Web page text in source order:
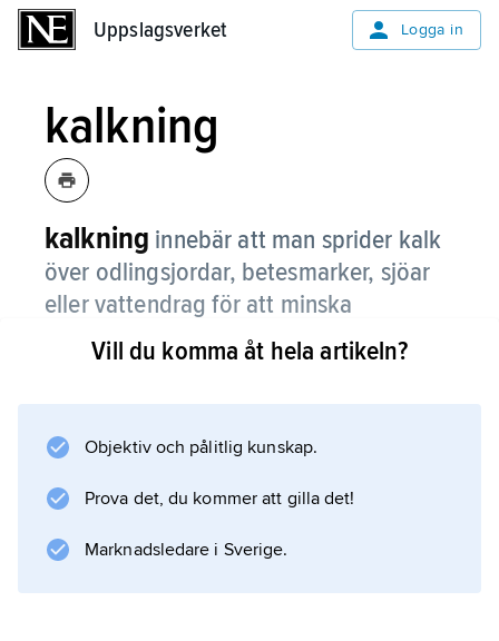
Uppslagsverket Logga in
kalkning
kalkning innebär att man sprider kalk
över odlingsjordar, betesmarker, sjöar
eller vattendrag för att minska
försurningen
bildas när vi använder olika bränslen, till
Kalkning av mark
Vill du komma åt hela artikeln?
Objektiv och pålitlig kunskap.
Prova det, du kommer att gilla det!
Marknadsledare i Sverige.